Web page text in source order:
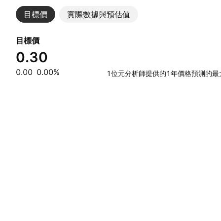
目標價 實際數據與預估值
目標價
0.30
0.00 0.00% 1位元分析師提供的1年價格預測的